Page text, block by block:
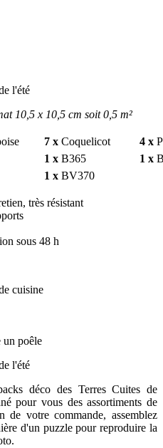
l'été
10,5 x 10,5 cm soit 0,5 m²
7 x Coquelicot 4 x
1 x B365 1 x
1 x BV370
très résistant
sous 48 h
cuisine
un poêle
l'été
déco des Terres Cuites de
pour vous des assortiments de
de votre commande, assemblez
d'un puzzle pour reproduire la